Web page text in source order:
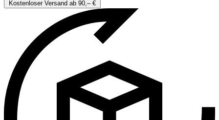
Kostenloser Versand ab 90,– €